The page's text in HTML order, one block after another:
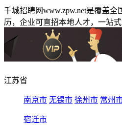
千城招聘网www.zpw.net是覆盖
历，企业可直招本地人才，一站
江苏省
南京市 无锡市 徐州市 常州
宿迁市